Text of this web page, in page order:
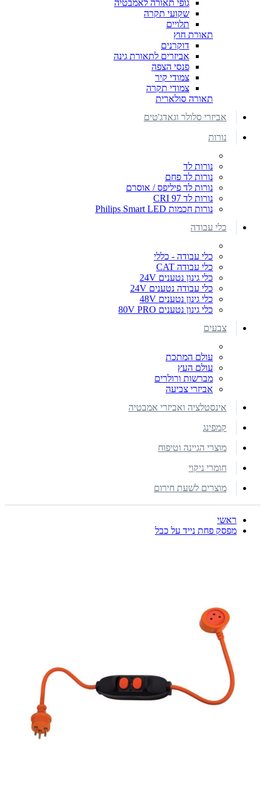
גופי תאורה לאמבטיה
שקועי תקרה
תלויים
תאורת חוץ
דוקרנים
אביזרים לתאורת גינה
פנסי הצפה
צמודי קיר
צמודי תקרה
תאורה סולארית
אביזרי סלולר וגאדג'טים
נורות
נורות לד
נורות לד פחם
נורות לד פיליפס / אוסרם
נורות לד CRI 97
נורות חכמות Philips Smart LED
כלי עבודה
כלי עבודה - כללי
כלי עבודה CAT
כלי גינון נטענים 24V
כלי עבודה נטענים 24V
כלי גינון נטענים 48V
כלי גינון נטענים 80V PRO
צבעים
עולם המתכת
עולם העץ
מברשות ורולרים
אביזרי צביעה
אינסטלציה ואביזרי אמבטיה
קמפינג
מוצרי הגיינה וטיפוח
חומרי ניקוי
מוצרים לשעת חירום
ראשי
מפסק פחת נייד על כבל